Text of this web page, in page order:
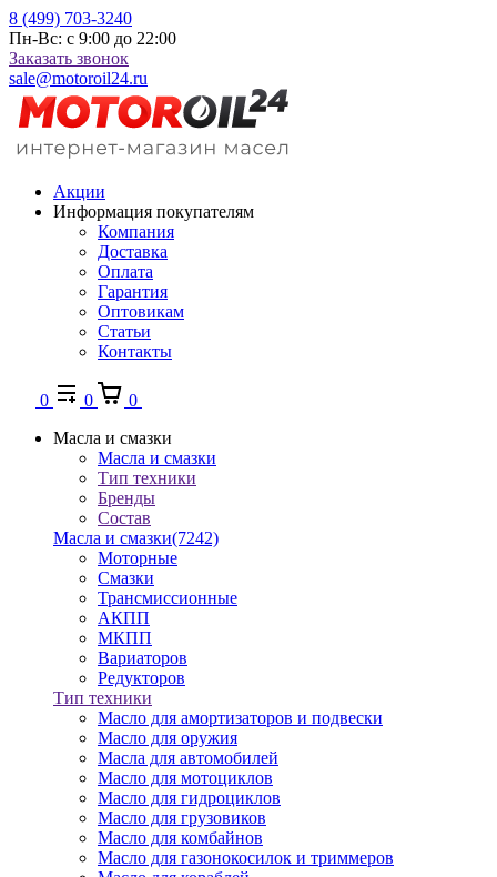
8 (499) 703-3240
Пн-Вс: с 9:00 до 22:00
Заказать звонок
sale@motoroil24.ru
Акции
Информация покупателям
Компания
Доставка
Оплата
Гарантия
Оптовикам
Статьи
Контакты
0 0
0
Масла и смазки
Масла и смазки
Тип техники
Бренды
Состав
Масла и смазки(7242)
Моторные
Смазки
Трансмиссионные
АКПП
МКПП
Вариаторов
Редукторов
Тип техники
Масло для амортизаторов и подвески
Масло для оружия
Масла для автомобилей
Масло для мотоциклов
Масло для гидроциклов
Масло для грузовиков
Масло для комбайнов
Масло для газонокосилок и триммеров